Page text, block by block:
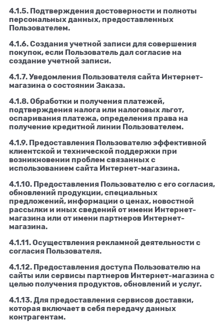
4.1.5. Подтверждения достоверности и полноты
персональных данных, предоставленных
Пользователем.
4.1.6. Создания учетной записи для совершения
покупок, если Пользователь дал согласие на
создание учетной записи.
4.1.7. Уведомления Пользователя сайта Интернет-
магазина о состоянии Заказа.
4.1.8. Обработки и получения платежей,
подтверждения налога или налоговых льгот,
оспаривания платежа, определения права на
получение кредитной линии Пользователем.
4.1.9. Предоставления Пользователю эффективной
клиентской и технической поддержки при
возникновении проблем связанных с
использованием сайта Интернет-магазина.
4.1.10. Предоставления Пользователю с его согласия,
обновлений продукции, специальных
предложений, информации о ценах, новостной
рассылки и иных сведений от имени Интернет-
магазина или от имени партнеров Интернет-
магазина.
4.1.11. Осуществления рекламной деятельности с
согласия Пользователя.
4.1.12. Предоставления доступа Пользователю на
сайты или сервисы партнеров Интернет-магазина с
целью получения продуктов, обновлений и услуг.
4.1.13. Для предоставления сервисов доставки,
которая включает в себя передачу данных
контрагентам.